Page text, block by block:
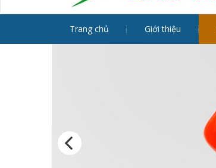
Trang chủ Giới thiệu